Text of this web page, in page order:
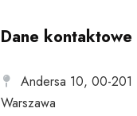
Dane kontaktowe
Andersa 10, 00-201
Warszawa